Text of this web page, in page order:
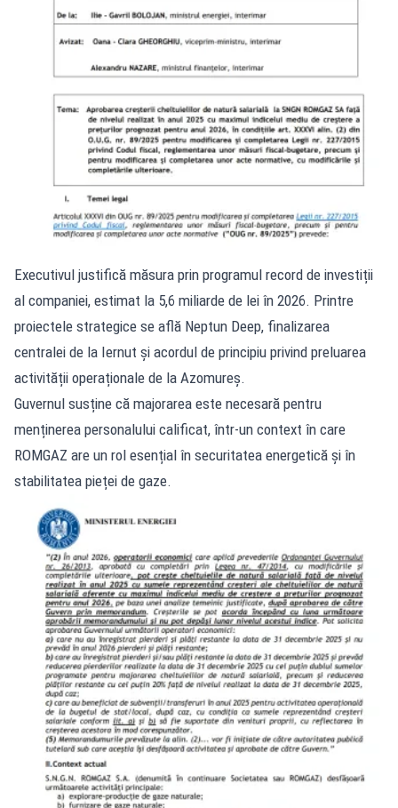
Executivul justifică măsura prin programul record de investiții
al companiei, estimat la 5,6 miliarde de lei în 2026. Printre
proiectele strategice se află Neptun Deep, finalizarea
centralei de la Iernut și acordul de principiu privind preluarea
activității operaționale de la Azomureș.
Guvernul susține că majorarea este necesară pentru
menținerea personalului calificat, într-un context în care
ROMGAZ are un rol esențial în securitatea energetică și în
stabilitatea pieței de gaze.